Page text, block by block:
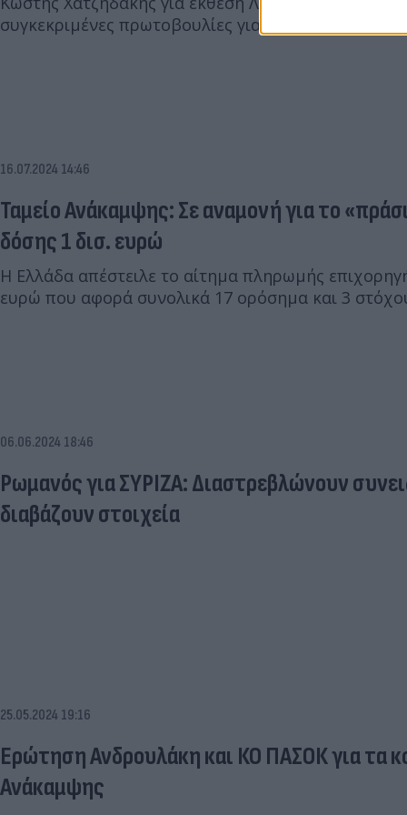
συγκεκριμένες πρωτοβουλίες για τις επενδύσεις.
16.07.2024 14:46
Ταμείο Ανάκαμψης: Σε αναμονή για το
δόσης 1 δισ. ευρώ
Η Ελλάδα απέστειλε το αίτημα πληρωμής
ευρώ που αφορά συνολικά 17 ορόσημα και 3
06.06.2024 18:46
Ρωμανός για ΣΥΡΙΖΑ: Διαστρεβλώνουν
διαβάζουν στοιχεία
25.05.2024 19:16
Ερώτηση Ανδρουλάκη και ΚΟ ΠΑΣΟΚ για τα
Ανάκαμψης